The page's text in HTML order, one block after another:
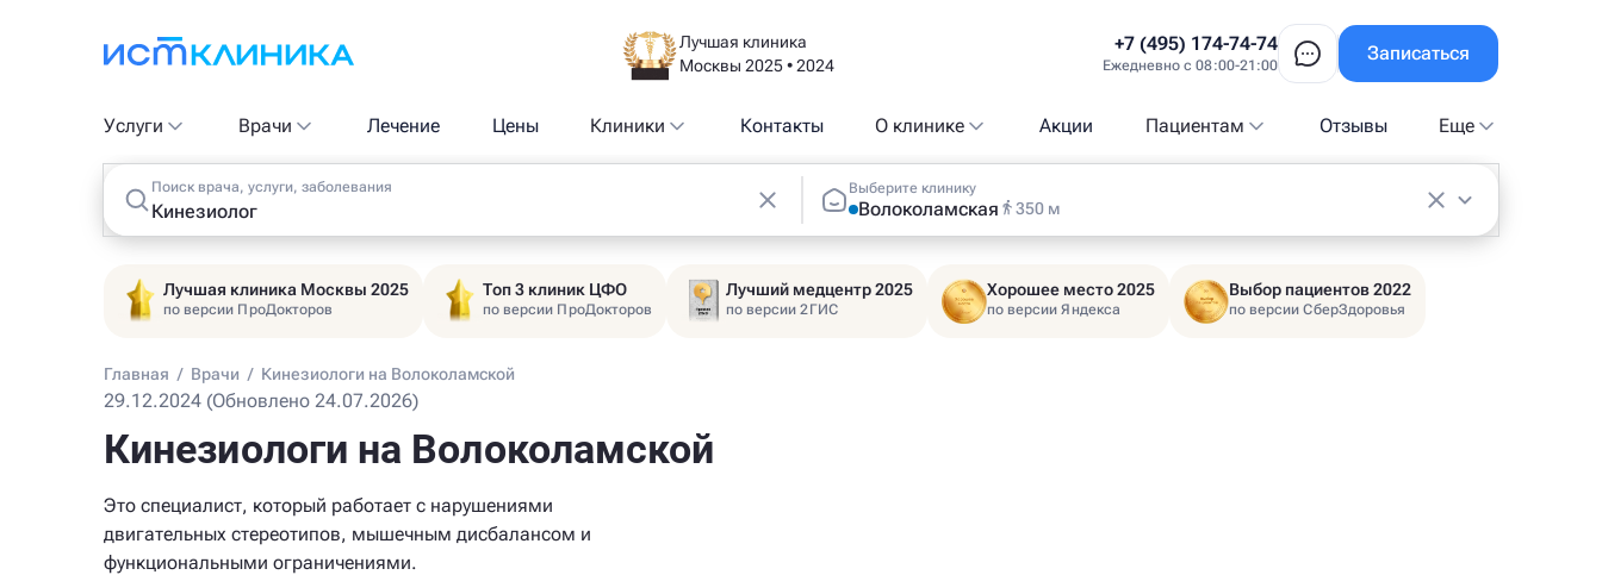
Лучшая клиника
Москвы 2025 • 2024
+7 (495) 174-74-74
Ежедневно с 08:00-21:00
Записаться
Услуги Врачи Лечение Цены Клиники Контакты О клинике Акции Пациентам Отзывы Еще
Поиск врача, услуги, заболевания Выберите клинику
Волоколамская 350 м
Лучшая клиника Москвы 2025
по версии ПроДокторов
Топ 3 клиник ЦФО
по версии ПроДокторов
Лучший медцентр 2025
по версии 2ГИС
Хорошее место 2025
по версии Яндекса
Выбор пациентов 2022
по версии СберЗдоровья
Главная / Врачи / Кинезиологи на Волоколамской
29.12.2024 (Обновлено 24.07.2026)
Кинезиологи на Волоколамской
Это специалист, который работает с нарушениями
двигательных стереотипов, мышечным дисбалансом и
функциональными ограничениями.